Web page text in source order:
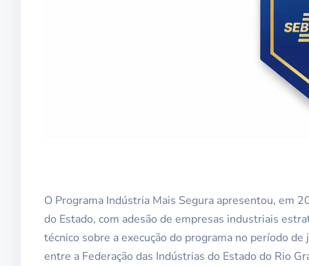
O Programa Indústria Mais Segura apresentou, em
do Estado, com adesão de empresas industriais
técnico sobre a execução do programa no período
entre a Federação das Indústrias do Estado do Rio